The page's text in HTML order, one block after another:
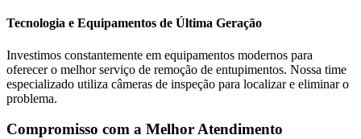
Tecnologia e Equipamentos de Última Geração
Investimos constantemente em equipamentos modernos para
oferecer o melhor serviço de remoção de entupimentos. Nossa time
especializado utiliza câmeras de inspeção para localizar e eliminar o
problema.
Compromisso com a Melhor Atendimento